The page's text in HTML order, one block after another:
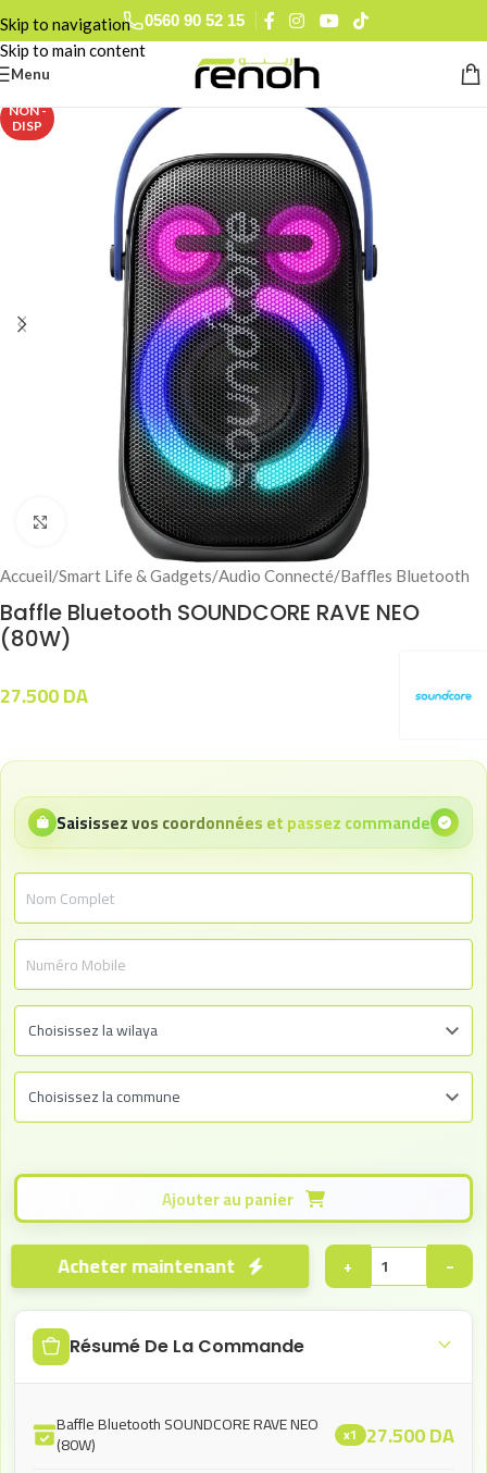
Skip to navigation
Skip to main content
0560 90 52 15
Menu
NON -
DISP
Click to enlarge
Accueil/Smart Life & Gadgets/Audio Connecté/Baffles Bluetooth
Baffle Bluetooth SOUNDCORE RAVE NEO
(80W)
27.500DA
Saisissez vos coordonnées et passez commande
−
+
Acheter maintenant
Résumé De La Commande
Baffle Bluetooth SOUNDCORE RAVE NEO
(80W) x1 27.500DA